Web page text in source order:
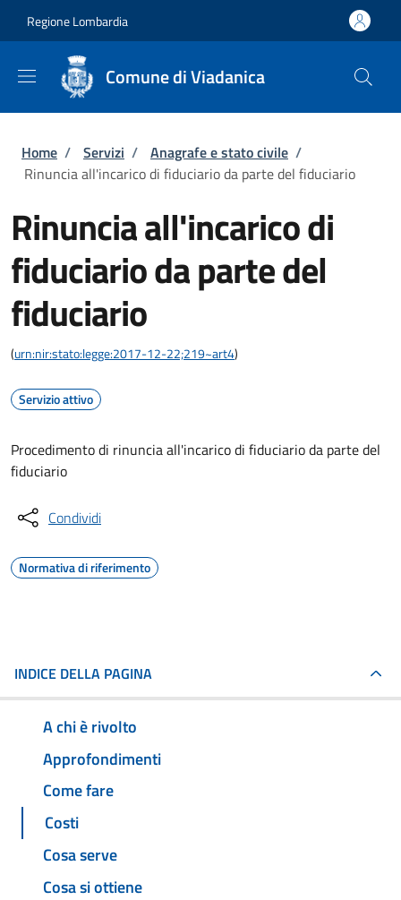
Regione Lombardia
Comune di Viadanica
Briciole di pane
Home / Servizi / Anagrafe e stato civile /
Rinuncia all'incarico di fiduciario da parte del fiduciario
Rinuncia all'incarico di
fiduciario da parte del
fiduciario
(urn:nir:stato:legge:2017-12-22;219~art4)
Servizio attivo
Procedimento di rinuncia all'incarico di fiduciario da parte del
fiduciario
Condividi
Normativa di riferimento
INDICE DELLA PAGINA
A chi è rivolto
Approfondimenti
Come fare
Costi
Cosa serve
Cosa si ottiene